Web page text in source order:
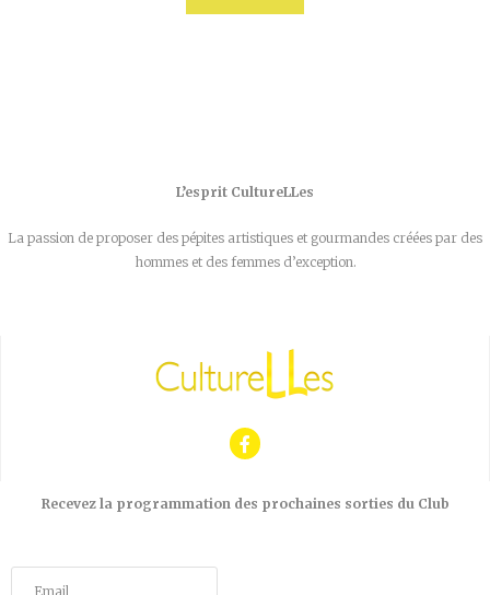
L’esprit CultureLLes
La passion de proposer des pépites artistiques et gourmandes créées par des
hommes et des femmes d’exception.
Recevez la programmation des prochaines sorties du Club